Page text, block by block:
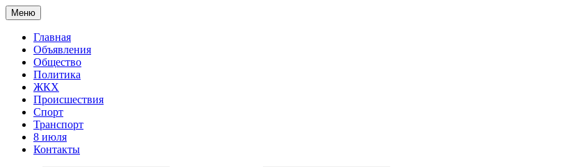
Меню
Главная
Объявления
Общество
Политика
ЖКХ
Происшествия
Спорт
Транспорт
8 июля
Контакты